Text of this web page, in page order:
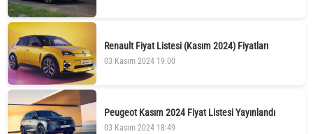
Renault Fiyat Listesi (Kasım 2024) Fiyatları
03 Kasım 2024 19:00
Peugeot Kasım 2024 Fiyat Listesi Yayınlandı
03 Kasım 2024 18:49